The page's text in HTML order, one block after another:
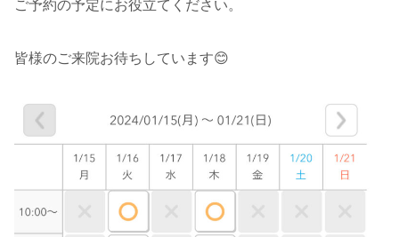
ご予約の予定にお役立てください。
皆様のご来院お待ちしています😊